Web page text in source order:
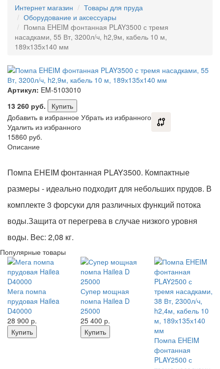
Интернет магазин
Товары для пруда
Оборудование и аксессуары
Помпа EHEIM фонтанная PLAY3500 с тремя
насадками, 55 Вт, 3200л/ч, h2,9м, кабель 10 м,
189х135х140 мм
Артикул: EM-5103010
13 260 руб.
Купить
Добавить в избранное Убрать из избранного
Удалить из избранного
15860 руб.
Описание
Помпа EHEIM фонтанная PLAY3500. Компактные
размеры - идеально подходит для небольших прудов. В
комплекте 3 форсуки для различных функций потока
воды.Защита от перегрева в случае низкого уровня
воды. Вес: 2,08 кг.
Популярные товары
Мега помпа
прудовая Hailea
D40000
28 900 р.
Купить
Супер мощная
помпа Hailea D
25000
25 400 р.
Купить
Помпа EHEIM
фонтанная
PLAY2500 с